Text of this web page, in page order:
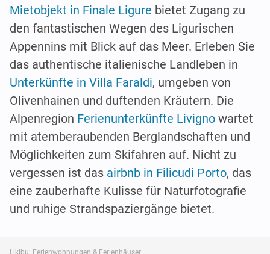
Mietobjekt in Finale Ligure bietet Zugang zu
den fantastischen Wegen des Ligurischen
Appennins mit Blick auf das Meer. Erleben Sie
das authentische italienische Landleben in
Unterkünfte in Villa Faraldi, umgeben von
Olivenhainen und duftenden Kräutern. Die
Alpenregion Ferienunterkünfte Livigno wartet
mit atemberaubenden Berglandschaften und
Möglichkeiten zum Skifahren auf. Nicht zu
vergessen ist das airbnb in Filicudi Porto, das
eine zauberhafte Kulisse für Naturfotografie
und ruhige Strandspaziergänge bietet.
Likibu: Ferienwohnungen & Ferienhäuser